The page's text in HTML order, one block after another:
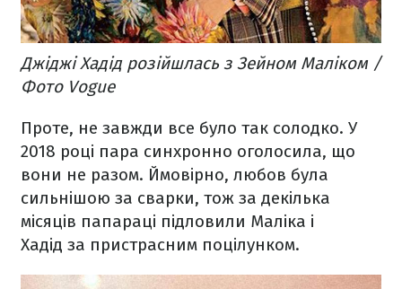
Джіджі Хадід розійшлась з Зейном Маліком /
Фото Vogue
Проте, не завжди все було так солодко. У
2018 році пара синхронно оголосила, що
вони не разом. Ймовірно, любов була
сильнішою за сварки, тож за декілька
місяців папараці підловили Маліка і
Хадід за пристрасним поцілунком.